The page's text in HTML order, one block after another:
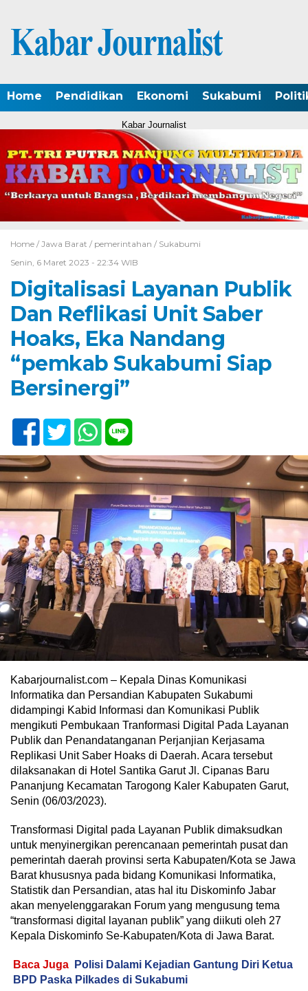
Home Pendidikan Ekonomi Sukabumi
Kabar Journalist
Home / Jawa Barat / pemerintahan / Sukabumi
Senin, 6 Maret 2023 - 22:34 WIB
Digitalisasi Layanan Publik
Dan Reflikasi Unit Saber
Hoaks, Eka Nandang
“pemkab Sukabumi Siap
Bersinergi”
Kabarjournalist.com – Kepala Dinas Komunikasi
Informatika dan Persandian Kabupaten Sukabumi
didampingi Kabid Informasi dan Komunikasi Publik
mengikuti Pembukaan Tranformasi Digital Pada Layanan
Publik dan Penandatanganan Perjanjian Kerjasama
Replikasi Unit Saber Hoaks di Daerah. Acara tersebut
dilaksanakan di Hotel Santika Garut Jl. Cipanas Baru
Pananjung Kecamatan Tarogong Kaler Kabupaten Garut,
Senin (06/03/2023).
Transformasi Digital pada Layanan Publik dimaksudkan
untuk menyinergikan perencanaan pemerintah pusat dan
pemerintah daerah provinsi serta Kabupaten/Kota se Jawa
Barat khususnya pada bidang Komunikasi Informatika,
Statistik dan Persandian, atas hal itu Diskominfo Jabar
akan menyelenggarakan Forum yang mengusung tema
“transformasi digital layanan publik” yang diikuti oleh 27
Kepala Diskominfo Se-Kabupaten/Kota di Jawa Barat.
Baca Juga
Polisi Dalami Kejadian Gantung Diri Ketua
BPD Paska Pilkades di Sukabumi